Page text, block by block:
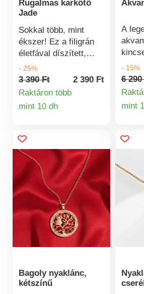
Rugalmas karkötő
Jade
Sokkal több, mint
ékszer! Ez a filigrán
életfával díszített,
valódi kőből készült
elegáns ékszerkészlet
gyönyörű ajándék
talizmán. Valódi fehér
Filigrán életfa medál.
Szerencsehozó vagy
ajándék.
- 25%
3 390 Ft
2 390 Ft
Raktáron több
mint 10 dbTermékinformációk
A
- 15%
6
mint
Bagoly nyaklánc,
kétszínű